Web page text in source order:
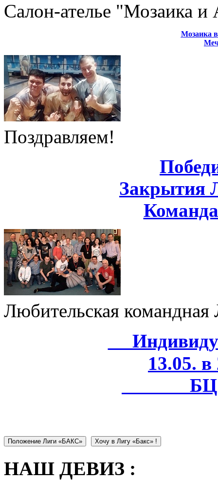
Салон-ателье "Мозаика
Мозаика в
Поздравляем!
Закрытия
Любительская
13.05.
БЦ
Положение Лиги «БАКС» Хочу в Лигу «Бакс» !
НАШ ДЕВИЗ :